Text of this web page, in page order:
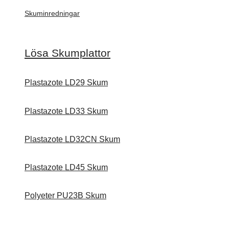
Skuminredningar
Lösa Skumplattor
Plastazote LD29 Skum
Plastazote LD33 Skum
Plastazote LD32CN Skum
Plastazote LD45 Skum
Polyeter PU23B Skum